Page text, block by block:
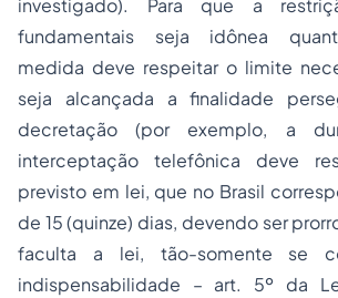
investigado). Para que a
fundamentais seja idônea
medida deve respeitar o limite
seja alcançada a finalidade
decretação (por exemplo, a
interceptação telefônica deve
previsto em lei, que no Brasil
de 15 (quinze) dias, devendo ser
faculta a lei, tão-somente se
indispensabilidade – art. 5º da